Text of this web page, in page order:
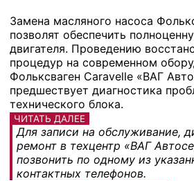
Замена масляного насоса
позволят обеспечить
двигателя. Проведению
процедур на современном
Фольксваген Сaravelle «ВАГ
предшествует диагностика
технического блока.
ЧИТАТЬ ДАЛЕЕ
Для записи на обслуживание,
ремонт в техцентр «ВАГ
позвонить по одному из
контактных телефонов.